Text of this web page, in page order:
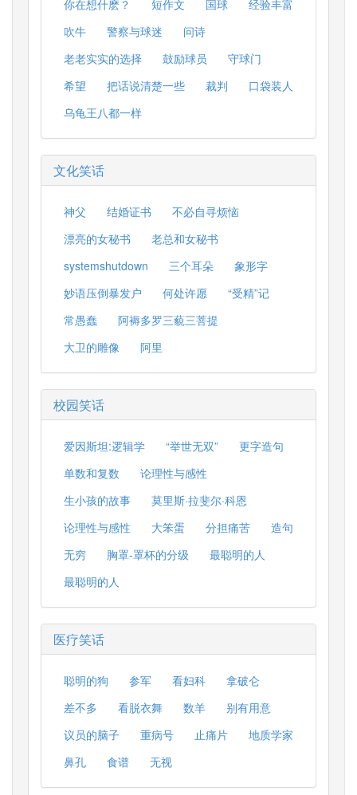
你在想什麽？ 短作文 国球
经验丰富
吹牛
警察与球迷
问诗
老老实实的选择
鼓励球员
守球门
希望
把话说清楚一些 裁判
口袋装人
乌龟王八都一样
文化笑话
神父 结婚证书
不必自寻烦恼
漂亮的女秘书
老总和女秘书
systemshutdown
三个耳朵
象形字
妙语压倒暴发户
何处许愿
“受精”记
常愚蠢
阿褥多罗三藐三菩提
大卫的雕像
阿里
校园笑话
爱因斯坦:逻辑学 “举世无双”
更字造句
单数和复数
论理性与感性
生小孩的故事
莫里斯·拉斐尔·科恩
论理性与感性
大笨蛋 分担痛苦
造句
无穷
胸罩-罩杯的分级
最聪明的人
最聪明的人
医疗笑话
聪明的狗 参军 看妇科
拿破仑
差不多
看脱衣舞 数羊
别有用意
议员的脑子
重病号 止痛片
地质学家
鼻孔
食谱 无视